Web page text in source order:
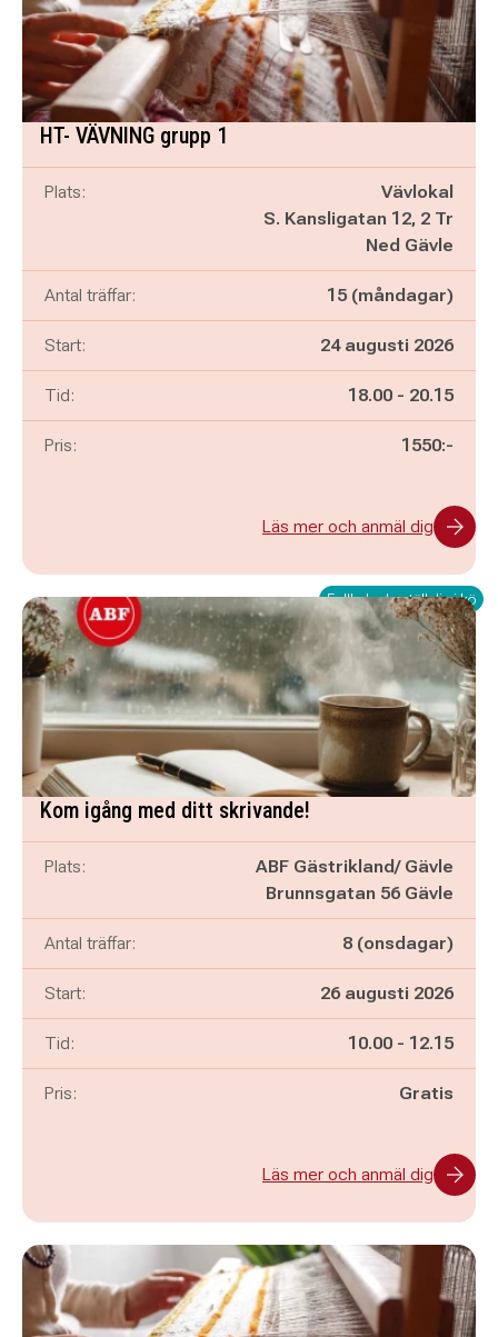
HT- VÄVNING grupp 1
Plats:
Vävlokal
S. Kansligatan 12, 2 Tr
Ned Gävle
Antal träffar: 15 (måndagar)
Start: 24 augusti 2026
Tid: Pågår mellan
18.00 - och
20.15
Pris: 1550:-
Läs mer och anmäl dig
Fullbokad - ställ dig i kö
Kom igång med ditt skrivande!
Plats:
ABF Gästrikland/ Gävle
Brunnsgatan 56 Gävle
Antal träffar: 8 (onsdagar)
Start: 26 augusti 2026
Tid: Pågår mellan
10.00 - och
12.15
Pris: Gratis
Läs mer och anmäl dig